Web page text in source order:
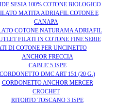
SESIA 100% COTONE BIOLOGICO
MATITA ADRIAFIL COTONE E
CANAPA
COTONE NATURAMA ADRIAFIL
FILATI IN COTONE FINE SERIE
DI COTONE PER UNCINETTO
ANCHOR FRECCIA
CABLE' 5 ISPE
CORDONETTO DMC ART 151 (20 G.)
CORDONETTO ANCHOR MERCER
CROCHET
RITORTO TOSCANO 3 ISPE